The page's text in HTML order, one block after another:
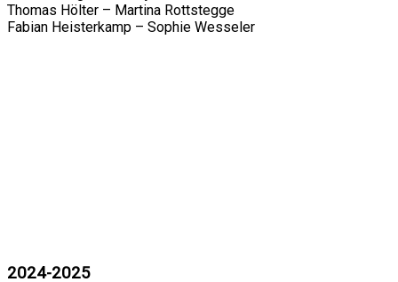
Thomas Hölter – Martina Rottstegge
Fabian Heisterkamp – Sophie Wesseler
2024-2025